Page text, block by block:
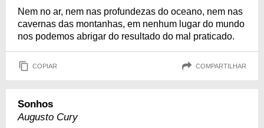
Nem no ar, nem nas profundezas do oceano, nem nas
cavernas das montanhas, em nenhum lugar do mundo
nos podemos abrigar do resultado do mal praticado.
COPIAR COMPARTILHAR
Sonhos
Augusto Cury